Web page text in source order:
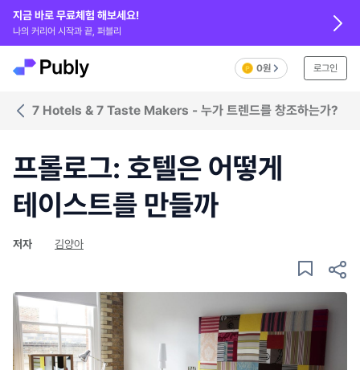
지금 바로 무료체험 해보세요!
나의 커리어 시작과 끝, 퍼블리
0원 로그인
7 Hotels & 7 Taste Makers - 누가 트렌드를 창조하는가?
프롤로그: 호텔은 어떻게
테이스트를 만들까
저자 김양아